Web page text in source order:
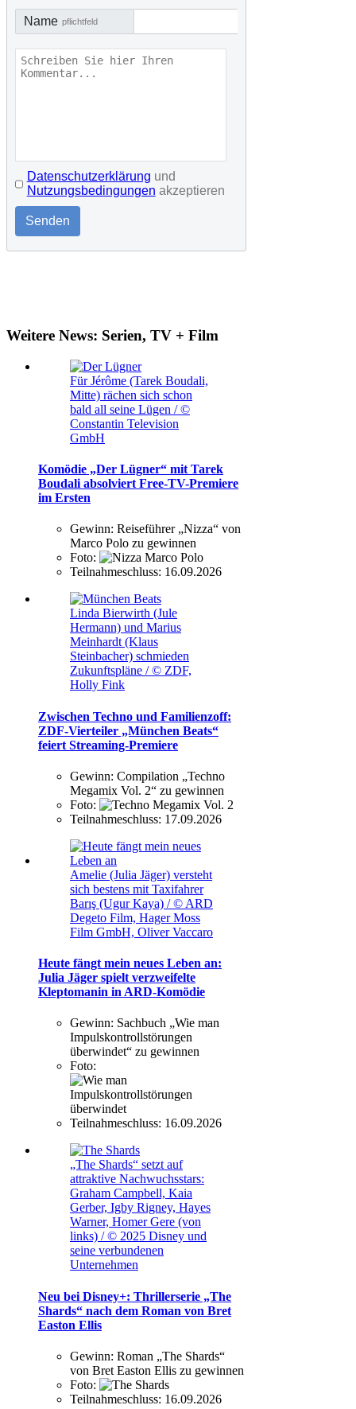
Name pflichtfeld
Datenschutzerklärung und
Nutzungsbedingungen akzeptieren
Senden
Weitere News: Serien, TV + Film
Für Jérôme (Tarek Boudali,
Mitte) rächen sich schon
bald all seine Lügen / ©
Constantin Television
GmbH
Komödie „Der Lügner“ mit Tarek
Boudali absolviert Free-TV-Premiere
im Ersten
Gewinn: Reiseführer „Nizza“ von
Marco Polo zu gewinnen
Foto:
Teilnahmeschluss: 16.09.2026
Linda Bierwirth (Jule
Hermann) und Marius
Meinhardt (Klaus
Steinbacher) schmieden
Zukunftspläne / © ZDF,
Holly Fink
Zwischen Techno und Familienzoff:
ZDF-Vierteiler „München Beats“
feiert Streaming-Premiere
Gewinn: Compilation „Techno
Megamix Vol. 2“ zu gewinnen
Foto:
Teilnahmeschluss: 17.09.2026
Amelie (Julia Jäger) versteht
sich bestens mit Taxifahrer
Barış (Ugur Kaya) / © ARD
Degeto Film, Hager Moss
Film GmbH, Oliver Vaccaro
Heute fängt mein neues Leben an:
Julia Jäger spielt verzweifelte
Kleptomanin in ARD-Komödie
Gewinn: Sachbuch „Wie man
Impulskontrollstörungen
überwindet“ zu gewinnen
Foto:
Teilnahmeschluss: 16.09.2026
„The Shards“ setzt auf
attraktive Nachwuchsstars:
Graham Campbell, Kaia
Gerber, Igby Rigney, Hayes
Warner, Homer Gere (von
links) / © 2025 Disney und
seine verbundenen
Unternehmen
Neu bei Disney+: Thrillerserie „The
Shards“ nach dem Roman von Bret
Easton Ellis
Gewinn: Roman „The Shards“
von Bret Easton Ellis zu gewinnen
Foto:
Teilnahmeschluss: 16.09.2026